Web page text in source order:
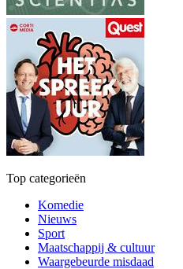
Top categorieën
Komedie
Nieuws
Sport
Maatschappij & cultuur
Waargebeurde misdaad